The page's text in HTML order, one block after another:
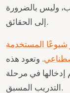
وليس بالضرورة
إلى الحقائق.
شيوعًا المستخدمة
. وتعود هذه
إدخالها في مرحلة
التدريب المسبق.